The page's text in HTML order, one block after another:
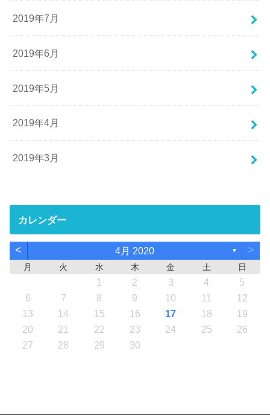
2019年7月
2019年6月
2019年5月
2019年4月
2019年3月
カレンダー
< 4月 2020 ▼ >
月 火 水 木 金 土 日
1 2 3 4
5
6
7 8 9 10 11
12
13
14 15 16 17 18
19
20
21 22 23 24 25
26
27
28 29 30